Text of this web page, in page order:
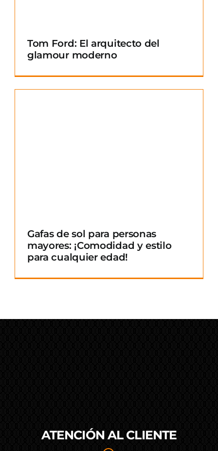
Tom Ford: El arquitecto del
glamour moderno
Gafas de sol para personas
mayores: ¡Comodidad y estilo
para cualquier edad!
ATENCIÓN AL CLIENTE